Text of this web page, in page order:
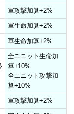
軍攻撃加算+2%
軍生命加算+2%
軍生命加算+2%
全ユニット生命加
算+10%
全ユニット攻撃加
算+10%
軍攻撃加算+2%